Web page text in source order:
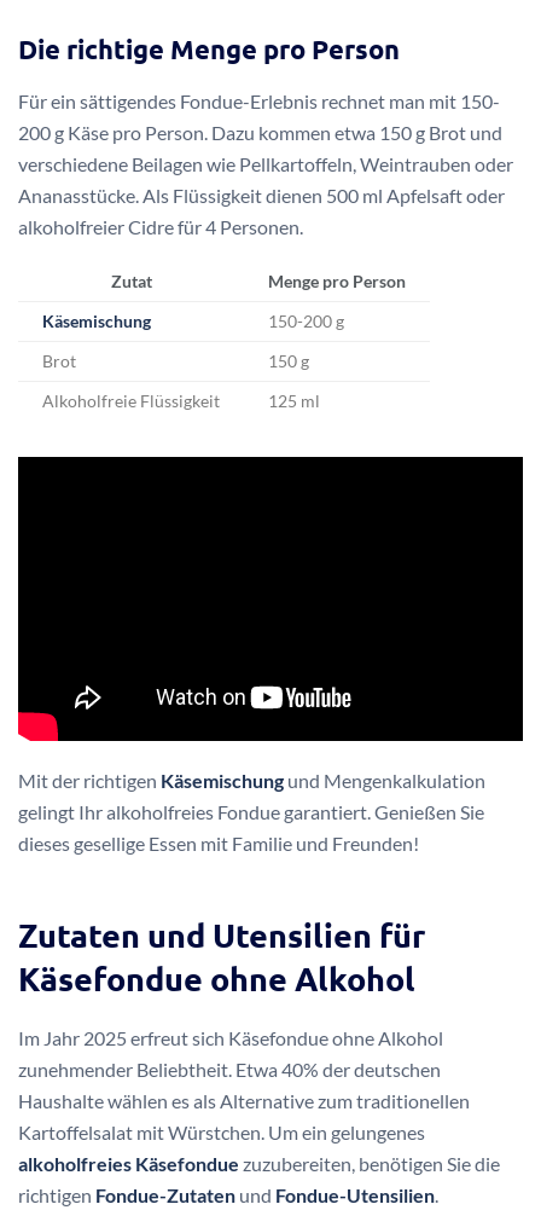
Die richtige Menge pro Person
Für ein sättigendes Fondue-Erlebnis rechnet man mit 150-
200 g Käse pro Person. Dazu kommen etwa 150 g Brot und
verschiedene Beilagen wie Pellkartoffeln, Weintrauben oder
Ananasstücke. Als Flüssigkeit dienen 500 ml Apfelsaft oder
alkoholfreier Cidre für 4 Personen.
Zutat Menge pro Person
Käsemischung 150-200 g
Brot 150 g
Alkoholfreie Flüssigkeit 125 ml
Mit der richtigen Käsemischung und Mengenkalkulation
gelingt Ihr alkoholfreies Fondue garantiert. Genießen Sie
dieses gesellige Essen mit Familie und Freunden!
Zutaten und Utensilien für
Käsefondue ohne Alkohol
Im Jahr 2025 erfreut sich Käsefondue ohne Alkohol
zunehmender Beliebtheit. Etwa 40% der deutschen
Haushalte wählen es als Alternative zum traditionellen
Kartoffelsalat mit Würstchen. Um ein gelungenes
alkoholfreies Käsefondue zuzubereiten, benötigen Sie die
richtigen Fondue-Zutaten und Fondue-Utensilien.